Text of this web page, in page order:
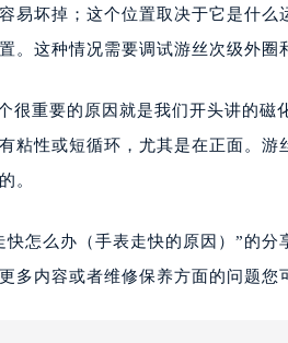
易坏掉；这个位置取决于它是什
。这种情况需要调试游丝次级外
很重要的原因就是我们开头讲的
粘性或短循环，尤其是在正面。
。
快怎么办（手表走快的原因）”的
多内容或者维修保养方面的问题您